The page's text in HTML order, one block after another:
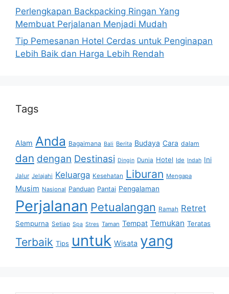
Perlengkapan Backpacking Ringan Yang
Membuat Perjalanan Menjadi Mudah
Tip Pemesanan Hotel Cerdas untuk Penginapan
Lebih Baik dan Harga Lebih Rendah
Tags
Alam Anda Bagaimana Bali Berita Budaya Cara dalam
dan dengan Destinasi Dingin Dunia Hotel Ide Indah Ini
Jalur Jelajahi Keluarga Kesehatan Liburan Mengapa
Musim Nasional Panduan Pantai Pengalaman
Perjalanan Petualangan Ramah Retret
Sempurna Setiap Spa Stres Taman Tempat Temukan Teratas
Terbaik Tips untuk Wisata yang